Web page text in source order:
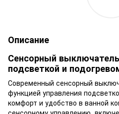
Описание
Сенсорный
подсветкой и
Современный сенсорный
функцией управления
комфорт и удобство в ванной